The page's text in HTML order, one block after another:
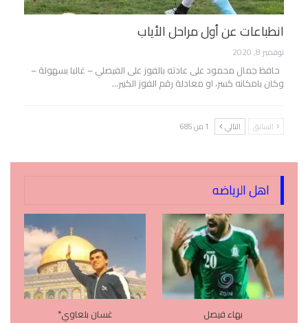
انطباعات عن أول مراحل الأياب
نوفمبر 8, 2020
حافظ جمال محمود على عادته بالفوز على الفيصلي – غالبا بسهولة –
وكان بامكانه كسر، او معادلة رقم الفوز الكبير…
السابق التالي 1 من 685
اهل الرياضه
بهاء فيصل غسان بلعاوي*